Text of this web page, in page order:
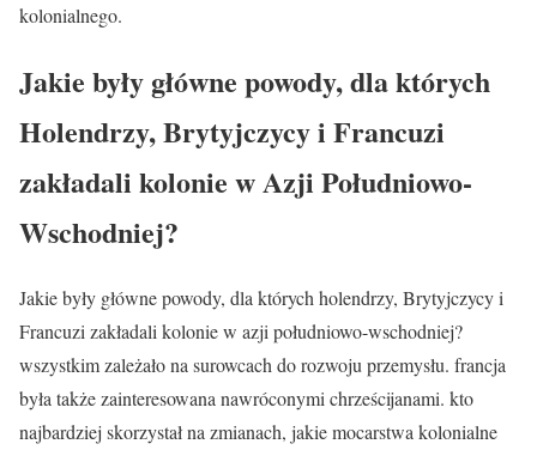
kolonialnego.
Jakie były główne powody, dla których
Holendrzy, Brytyjczycy i Francuzi
zakładali kolonie w Azji Południowo-
Wschodniej?
Jakie były główne powody, dla których holendrzy, Brytyjczycy i
Francuzi zakładali kolonie w azji południowo-wschodniej?
wszystkim zależało na surowcach do rozwoju przemysłu. francja
była także zainteresowana nawróconymi chrześcijanami. kto
najbardziej skorzystał na zmianach, jakie mocarstwa kolonialne